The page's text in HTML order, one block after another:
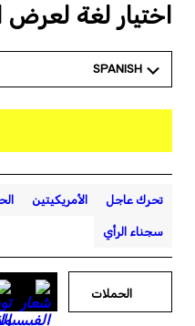
اختيار لغة لعرض
SPANISH
تحرك عاجل الأمريكيتين
سجناء الرأي
الحملات